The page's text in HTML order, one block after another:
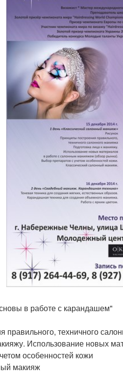
в работе с карандашем"
правильного, техничного
Использование новых
особенностей кожи
макияж